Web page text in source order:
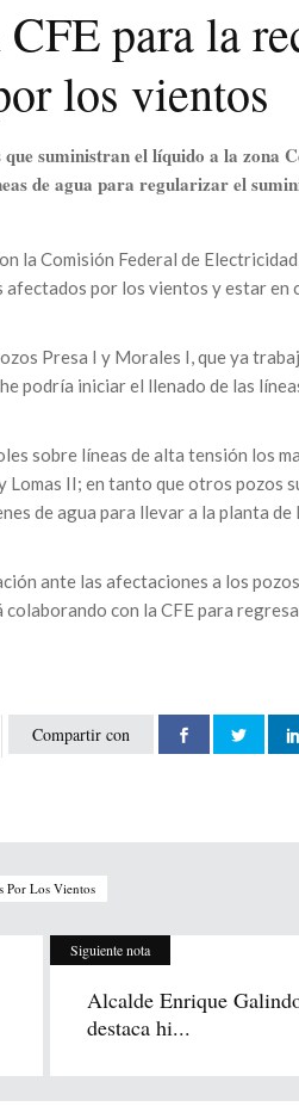
para la
los vientos
suministran el líquido a la zona
de agua para regularizar el
la Comisión Federal de
por los vientos y estar en
Presa I y Morales I, que ya
podría iniciar el llenado de las
sobre líneas de alta tensión los
II; en tanto que otros pozos
de agua para llevar a la planta
ante las afectaciones a los
con la CFE para
Compartir con
Por Los Vientos
Siguiente nota
Alcalde Enrique
destaca hi...